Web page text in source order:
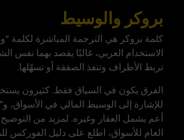
بروكر والوسيط
كلمة بروكر هي الترجمة المباشرة لكلمة
الاستخدام العربي، غالبًا يقصد بهما نفس
تربط الأطراف وتنفذ الصفقة أو تسهّلها.
الفرق يكون في السياق فقط. كثيرون
للإشارة إلى الوسيط المالي في
أعم يشمل العقار وغيره. لمزيد من
العام للأسواق، اطلع على دليل الفوركس